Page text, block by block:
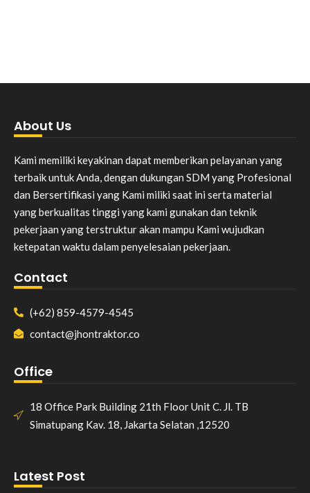
About Us
Kami memiliki keyakinan dapat memberikan pelayanan yang
terbaik untuk Anda, dengan dukungan SDM yang Profesional
dan Bersertifikasi yang Kami miliki saat ini serta material
yang berkualitas tinggi yang kami gunakan dan teknik
pekerjaan yang terstruktur akan mampu Kami wujudkan
ketepatan waktu dalam penyelesaian pekerjaan.
Contact
(+62) 859-4579-4545
contact@jhontraktor.co
Office
18 Office Park Building 21th Floor Unit C. Jl. TB
Simatupang Kav. 18, Jakarta Selatan ,12520
Latest Post